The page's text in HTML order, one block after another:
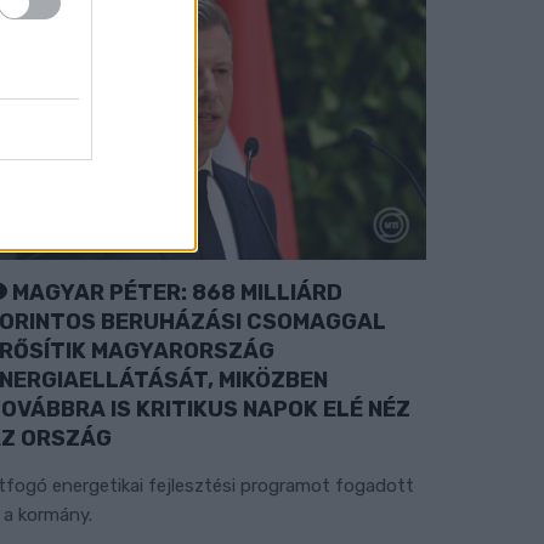
MAGYAR PÉTER: 868 MILLIÁRD
BERUHÁZÁSI CSOMAGGAL
MAGYARORSZÁG
MIKÖZBEN
IS KRITIKUS NAPOK ELÉ NÉZ
ORSZÁG
energetikai fejlesztési programot fogadott
a kormány.